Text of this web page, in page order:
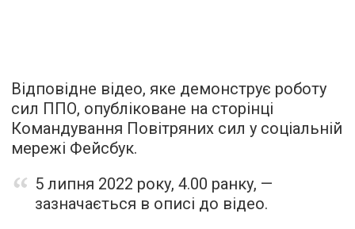
Відповідне відео, яке демонструє роботу
сил ППО, опубліковане на сторінці
Командування Повітряних сил у соціальній
мережі Фейсбук.
5 липня 2022 року, 4.00 ранку, —
зазначається в описі до відео.